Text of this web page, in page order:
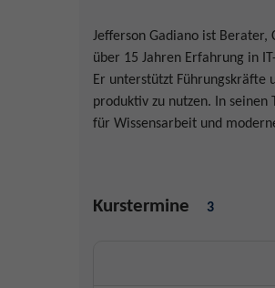
Jefferson Gadiano ist
über 15 Jahren Erfahrung in
Er unterstützt Führungskräfte
produktiv zu nutzen. In
für Wissensarbeit und
Kurstermine 3